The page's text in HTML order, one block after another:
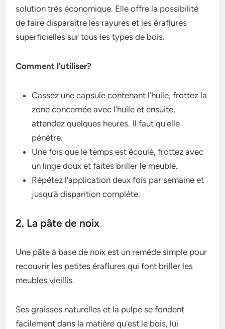
solution très économique. Elle offre la possibilité
de faire disparaitre les rayures et les éraflures
superficielles sur tous les types de bois.
Comment l’utiliser?
Cassez une capsule contenant l’huile, frottez la
zone concernée avec l’huile et ensuite,
attendez quelques heures. Il faut qu’elle
pénètre.
Une fois que le temps est écoulé, frottez avec
un linge doux et faites briller le meuble.
Répétez l’application deux fois par semaine et
jusqu’à disparition complète.
2. La pâte de noix
Une pâte à base de noix est un remède simple pour
recouvrir les petites éraflures qui font briller les
meubles vieillis.
Ses graisses naturelles et la pulpe se fondent
facilement dans la matière qu’est le bois, lui